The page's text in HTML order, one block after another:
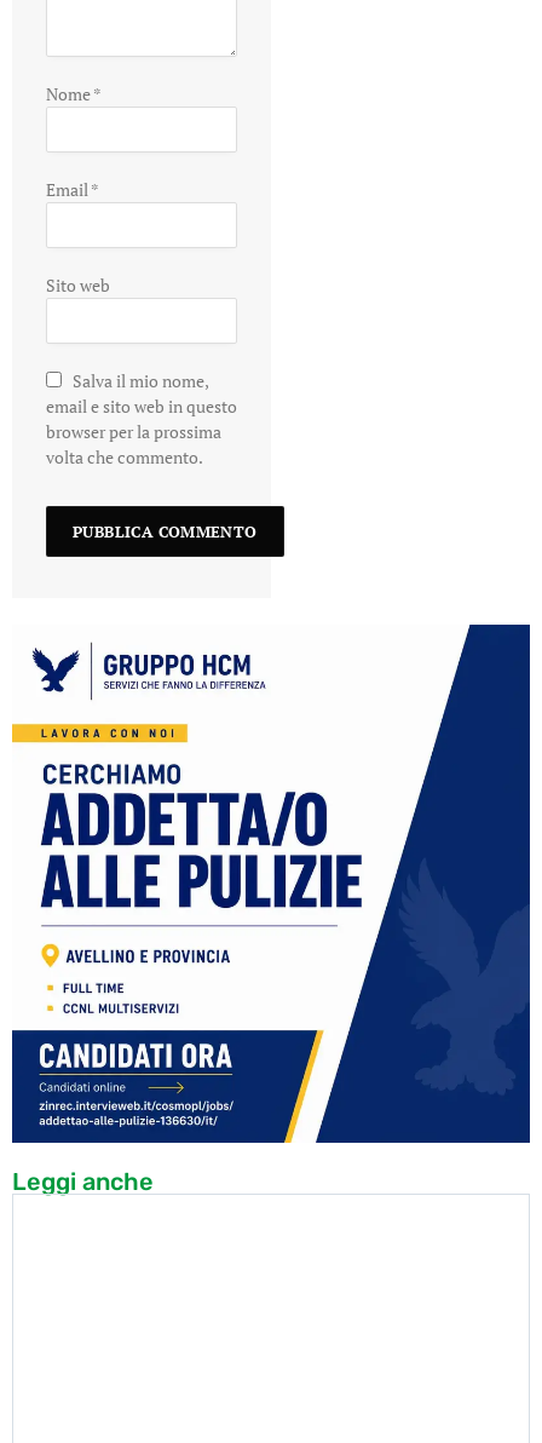
Nome*
Email*
Sito web
Salva il mio nome,
email e sito web in questo
browser per la prossima
volta che commento.
Leggi anche